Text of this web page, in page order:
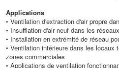
Applications
• Ventilation d'extraction d'air propre
• Insufflation d'air neuf dans les
• Installation en extrémité de réseau
• Ventilation intérieure dans les
zones commerciales
• Applications de ventilation